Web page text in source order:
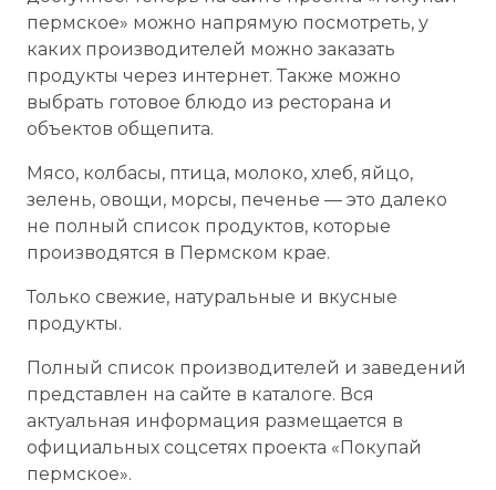
пермское» можно напрямую посмотреть, у
каких производителей можно заказать
продукты через интернет. Также можно
выбрать готовое блюдо из ресторана и
объектов общепита.
Мясо, колбасы, птица, молоко, хлеб, яйцо,
зелень, овощи, морсы, печенье — это далеко
не полный список продуктов, которые
производятся в Пермском крае.
Только свежие, натуральные и вкусные
продукты.
Полный список производителей и заведений
представлен на сайте в каталоге. Вся
актуальная информация размещается в
официальных соцсетях проекта «Покупай
пермское»‎.